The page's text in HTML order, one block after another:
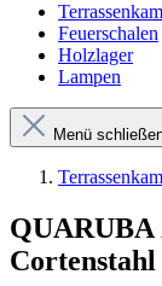
Feuerschalen
Holzlager
Lampen
Menü
QUARUBA
Cortenstahl